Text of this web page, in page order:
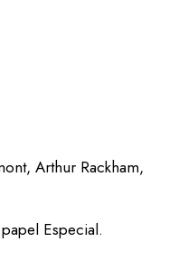
Arthur Rackham,
Especial.